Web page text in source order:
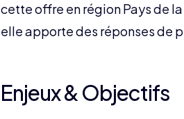
cette offre en région Pays de
elle apporte des réponses de
Enjeux & Objectifs